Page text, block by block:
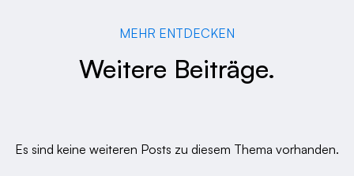
MEHR ENTDECKEN
Weitere Beiträge.
Es sind keine weiteren Posts zu diesem Thema vorhanden.